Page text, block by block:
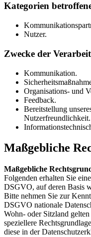
Kategorien
Nutzer.
Zwecke der
Kommunikation.
Organisations- und
Feedback.
Bereitstellung
Nutzerfreundlichkeit.
Maßgebliche
Maßgebliche
Folgenden erhalten Sie
DSGVO, auf deren Basis
Bitte nehmen Sie zur
DSGVO nationale
Wohn- oder Sitzland
speziellere
diese in der